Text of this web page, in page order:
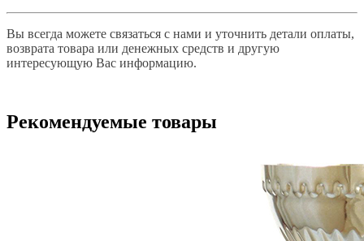
Вы всегда можете связаться с нами и уточнить детали оплаты,
возврата товара или денежных средств и другую
интересующую Вас информацию.
Рекомендуемые товары